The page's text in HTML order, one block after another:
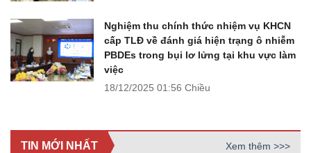
Nghiệm thu chính thức nhiệm vụ KHCN
cấp TLĐ về đánh giá hiện trạng ô nhiễm
PBDEs trong bụi lơ lửng tại khu vực làm
việc
18/12/2025 01:56 Chiều
TIN MỚI NHẤT Xem thêm >>>